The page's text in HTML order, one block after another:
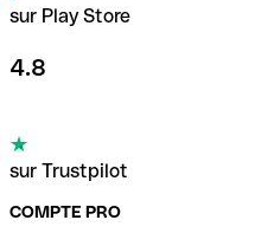
sur Play Store
4.8
sur Trustpilot
COMPTE PRO